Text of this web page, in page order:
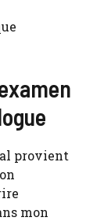
provient
mon